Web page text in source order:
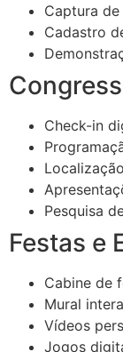
Captura de
Cadastro
Check-in
Pesquisa
Festas e
Cabine de
Mural
Vídeos
Jogos